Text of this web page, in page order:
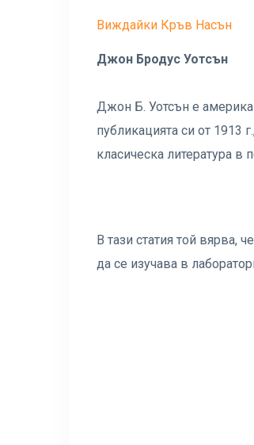
Виждайки Кръв Насън
Джон Бродус Уотсън
Джон Б. Уотсън е
публикацията си от 1913
класическа литература в
В тази статия той вярва,
да се изучава в